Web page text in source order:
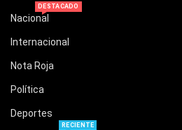
Nacional
DESTACADO
Internacional
Nota Roja
Política
Deportes
RECIENTE